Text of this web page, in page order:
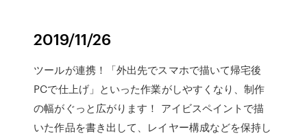
2019/11/26
ツールが連携！「外出先でスマホで描いて帰宅後
PCで仕上げ」といった作業がしやすくなり、制作
の幅がぐっと広がります！ アイビスペイントで描
いた作品を書き出して、レイヤー構成などを保持し